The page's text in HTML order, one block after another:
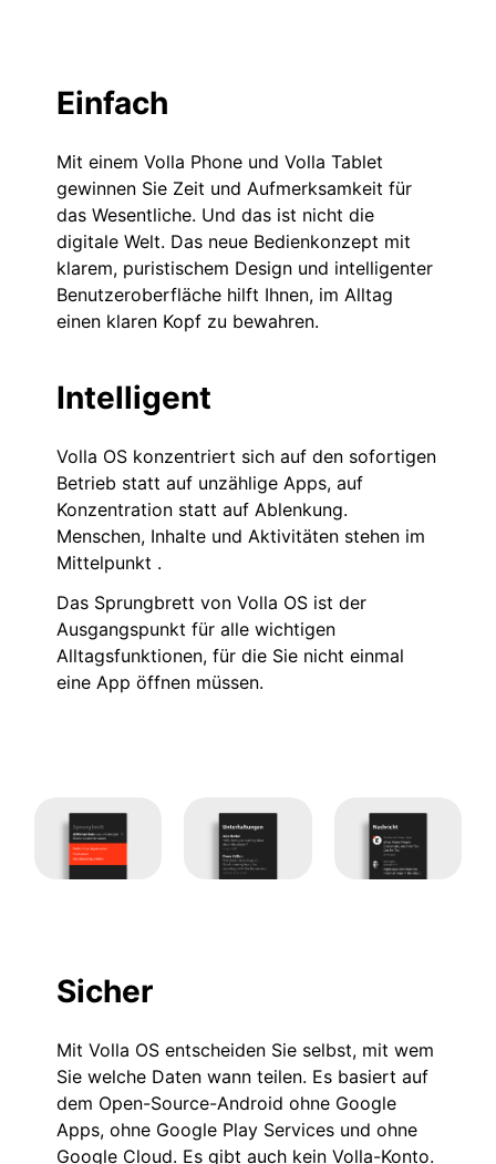
Einfach
Mit einem Volla Phone und Volla Tablet
gewinnen Sie Zeit und Aufmerksamkeit für
das Wesentliche. Und das ist nicht die
digitale Welt. Das neue Bedienkonzept mit
klarem, puristischem Design und intelligenter
Benutzeroberfläche hilft Ihnen, im Alltag
einen klaren Kopf zu bewahren.
Intelligent
Volla OS konzentriert sich auf den sofortigen
Betrieb statt auf unzählige Apps, auf
Konzentration statt auf Ablenkung.
Menschen, Inhalte und Aktivitäten stehen im
Mittelpunkt .
Das Sprungbrett von Volla OS ist der
Ausgangspunkt für alle wichtigen
Alltagsfunktionen, für die Sie nicht einmal
eine App öffnen müssen.
Sicher
Mit Volla OS entscheiden Sie selbst, mit wem
Sie welche Daten wann teilen. Es basiert auf
dem Open-Source-Android ohne Google
Apps, ohne Google Play Services und ohne
Google Cloud. Es gibt auch kein Volla-Konto.